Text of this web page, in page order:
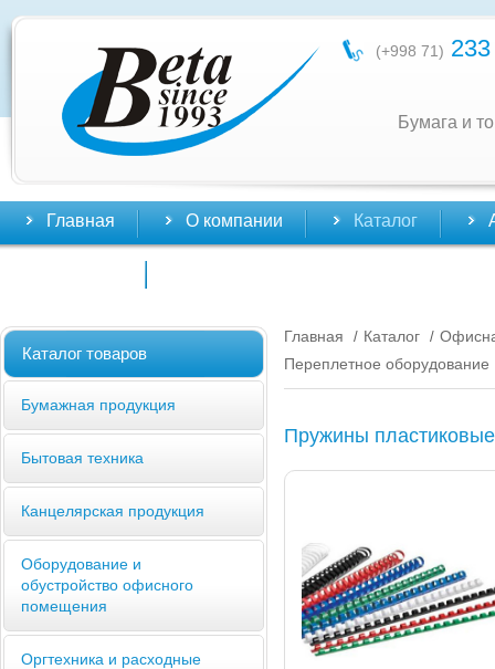
(+998 71)
Бумага и
Главная О компании Каталог
Каталог товаров
Бумажная продукция
Бытовая техника
Канцелярская продукция
Оборудование и
обустройство офисного
помещения
Оргтехника и расходные
Главная / Каталог /
Переплетное оборудование
Пружины пластиковые